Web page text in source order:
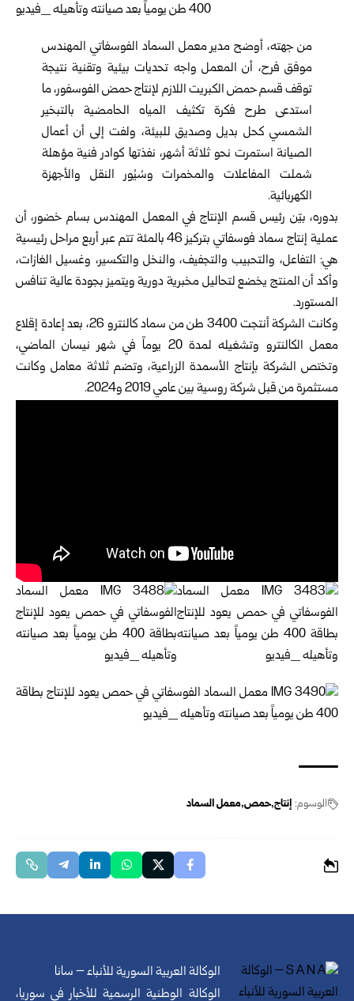
من جهته، أوضح مدير معمل السماد الفوسفاتي المهندس
موفق فرح، أن المعمل واجه تحديات بيئية وتقنية نتيجة
توقف قسم حمض الكبريت اللازم لإنتاج حمض الفوسفور، ما
استدعى طرح فكرة تكثيف المياه الحامضية بالتبخير
الشمسي كحل بديل وصديق للبيئة، ولفت إلى أن أعمال
الصيانة استمرت نحو ثلاثة أشهر، نفذتها كوادر فنية مؤهلة
شملت المفاعلات والمخمرات وسُيُور النقل والأجهزة
الكهربائية.
بدوره، بيّن رئيس قسم الإنتاج في المعمل المهندس بسام خضور، أن
عملية إنتاج سماد فوسفاتي بتركيز 46 بالمئة تتم عبر أربع مراحل رئيسية
هي: التفاعل، والتحبيب والتجفيف، والنخل والتكسير، وغسيل الغازات،
وأكد أن المنتج يخضع لتحاليل مخبرية دورية ويتميز بجودة عالية تنافس
المستورد.
وكانت الشركة أنتجت 3400 طن من سماد كالنترو 26، بعد إعادة إقلاع
معمل الكالنترو وتشغيله لمدة 20 يوماً في شهر نيسان الماضي،
وتختص الشركة بإنتاج الأسمدة الزراعية، وتضم ثلاثة معامل وكانت
مستثمرة من قبل شركة روسية بين عامي 2019 و2024.
الوسوم: إنتاج حمص معمل السماد
الوكالة العربية السورية للأنباء – سانا
الوكالة الوطنية الرسمية للأخبار في سوريا،